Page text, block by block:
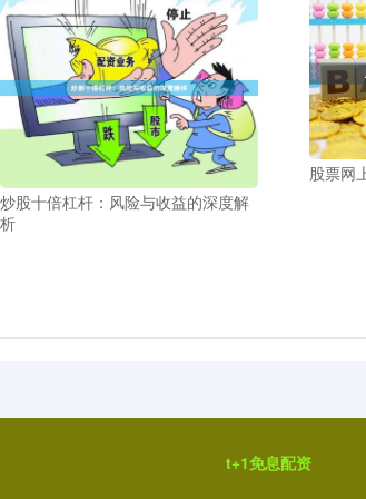
炒股十倍杠杆：风险与收益的深度解
析
股票网
t+1免息配资